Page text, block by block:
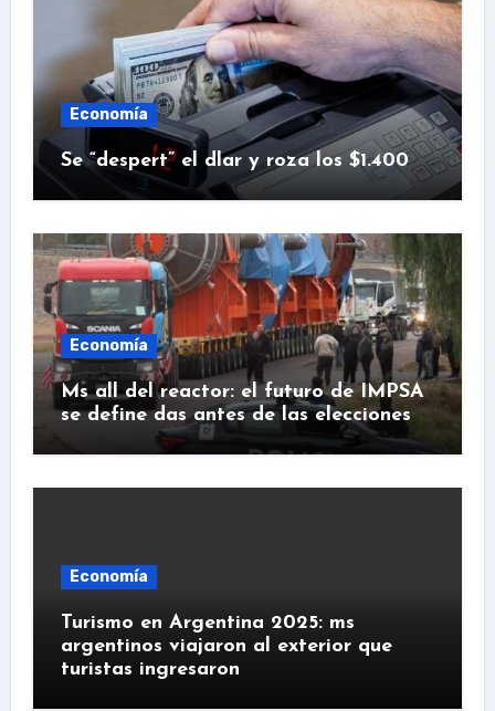
Economía
Se “despert” el dlar y roza los $1.400
Economía
Ms all del reactor: el futuro de IMPSA
se define das antes de las elecciones
Economía
Turismo en Argentina 2025: ms
argentinos viajaron al exterior que
turistas ingresaron